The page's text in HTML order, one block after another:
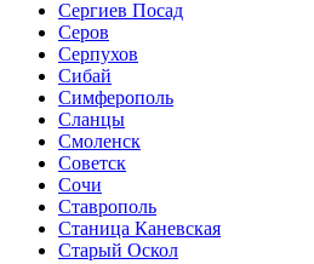
Сергиев Посад
Серов
Серпухов
Сибай
Симферополь
Сланцы
Смоленск
Советск
Сочи
Ставрополь
Станица Каневская
Старый Оскол